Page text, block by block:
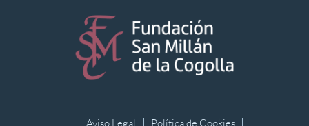
Aviso Legal Política de Cookies